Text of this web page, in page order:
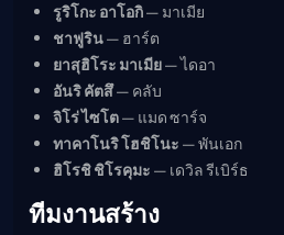
รูริโกะ อาโอกิ— มาเมีย
ชาฟูริน— ฮาร์ต
ยาสุฮิโระ มาเมีย— ไดอา
อันริ คัตสึ— คลับ
จิโร่ ไซโต— แมด ซาร์จ
ทาคาโนริ โฮชิโนะ — พันเอก
ฮิโรชิ ชิโรคุมะ — เดวิล รีเบิร์ธ
ทีมงานสร้าง